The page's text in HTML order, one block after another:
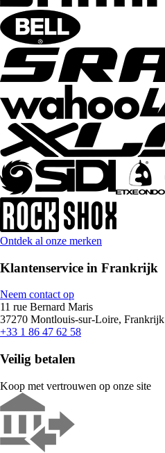
Ontdek al onze merken
Klantenservice in Frankrijk
Neem contact op
11 rue Bernard Maris
37270 Montlouis-sur-Loire, Frankrijk
+33 1 86 47 62 58
Veilig betalen
Koop met vertrouwen op onze site